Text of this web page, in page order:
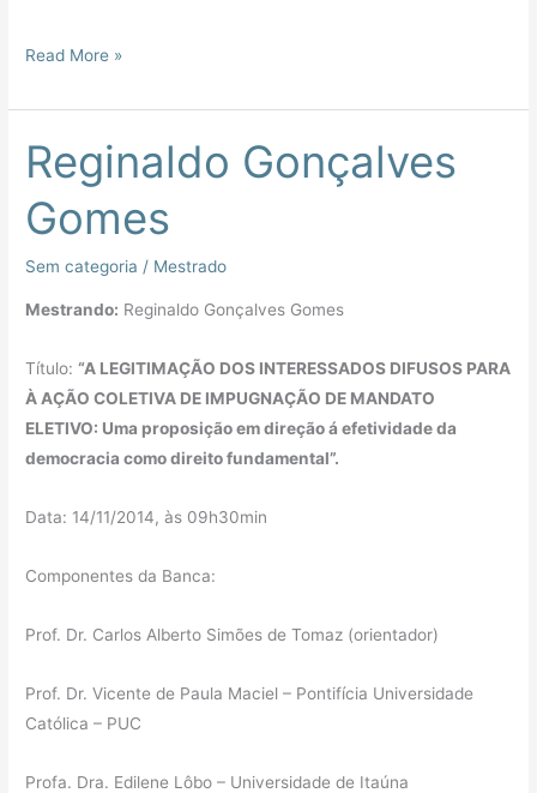
Read More »
Reginaldo Gonçalves
Gomes
Sem categoria / Mestrado
Mestrando: Reginaldo Gonçalves Gomes
Título:“A LEGITIMAÇÃO DOS INTERESSADOS DIFUSOS PARA
À AÇÃO COLETIVA DE IMPUGNAÇÃO DE MANDATO
ELETIVO: Uma proposição em direção á efetividade da
democracia como direito fundamental”.
Data: 14/11/2014, às 09h30min
Componentes da Banca:
Prof. Dr. Carlos Alberto Simões de Tomaz (orientador)
Prof. Dr. Vicente de Paula Maciel – Pontifícia Universidade
Católica – PUC
Profa. Dra. Edilene Lôbo – Universidade de Itaúna
Reginaldo
Gonçalves
Gomes